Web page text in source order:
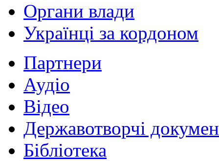
Органи влади
Українці за кордоном
Партнери
Аудіо
Відео
Державотворчі
Бібліотека